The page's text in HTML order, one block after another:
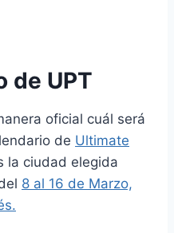
de UPT
oficial cuál será
de Ultimate
la ciudad elegida
8 al 16 de Marzo,